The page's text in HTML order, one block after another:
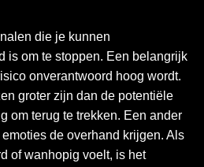
die je kunnen
is om te stoppen. Een belangrijk
onverantwoord hoog wordt.
groter zijn dan de potentiële
om terug te trekken. Een ander
de overhand krijgen. Als
of wanhopig voelt, is het